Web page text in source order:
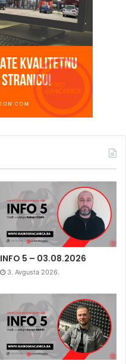
INFO 5 – 03.08.2026
3. Avgusta 2026.